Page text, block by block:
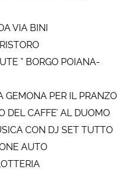
VIA BINI
” BORGO POIANA-
GEMONA PER IL PRANZO
DEL CAFFE’ AL DUOMO
CON DJ SET TUTTO
AUTO